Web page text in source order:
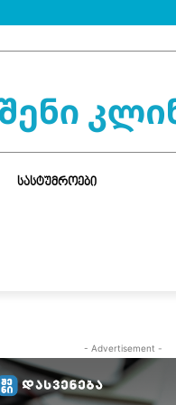
ᲡᲐᲡᲢᲣᲛᲠᲝᲔᲑᲘ
- Advertisement -